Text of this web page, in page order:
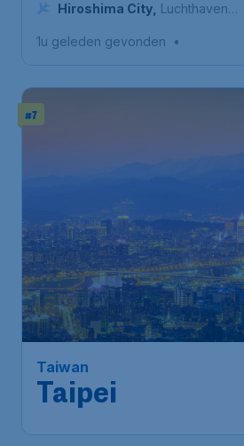
Hiroshima City Luchthaven
1u geleden gevonden •
#7
Taiwan
Taipei